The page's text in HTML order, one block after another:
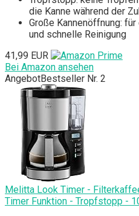
die Kanne während der
Große Kannenöffnung:
und schnelle Reinigung
41,99 EUR
Bei Amazon ansehen
AngebotBestseller Nr. 2
Melitta Look Timer -
Timer Funktion - Tropfstopp -